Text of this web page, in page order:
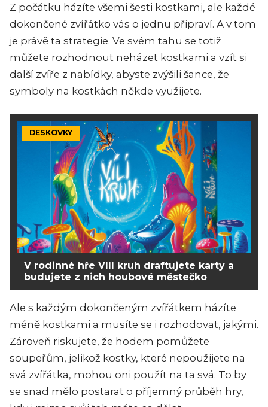
Z počátku házíte všemi šesti kostkami, ale každé
dokončené zvířátko vás o jednu připraví. A v tom
je právě ta strategie. Ve svém tahu se totiž
můžete rozhodnout neházet kostkami a vzít si
další zvíře z nabídky, abyste zvýšili šance, že
symboly na kostkách někde využijete.
DESKOVKY
V rodinné hře Vílí kruh draftujete karty a
budujete z nich houbové městečko
Ale s každým dokončeným zvířátkem házíte
méně kostkami a musíte se i rozhodovat, jakými.
Zároveň riskujete, že hodem pomůžete
soupeřům, jelikož kostky, které nepoužijete na
svá zvířátka, mohou oni použít na ta svá. To by
se snad mělo postarat o příjemný průběh hry,